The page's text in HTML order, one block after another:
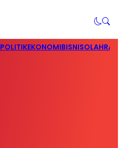
POLITIKEKONOMIBISNIS